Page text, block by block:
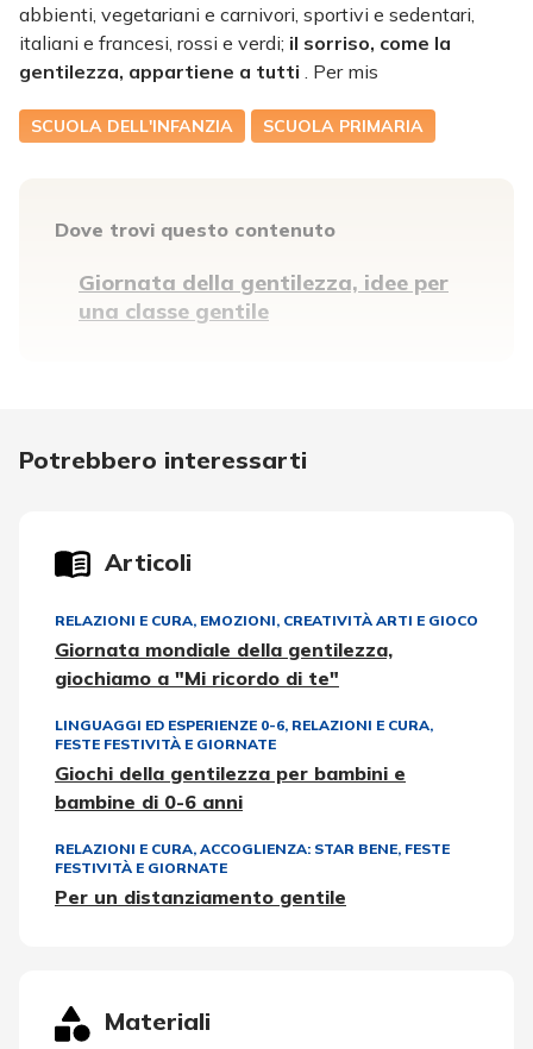
abbienti, vegetariani e carnivori, sportivi e sedentari,
italiani e francesi, rossi e verdi; il sorriso, come la
gentilezza, appartiene a tutti . Per mis
SCUOLA DELL'INFANZIA SCUOLA PRIMARIA
Dove trovi questo contenuto
Giornata della gentilezza, idee per
una classe gentile
Potrebbero interessarti
Articoli
RELAZIONI E CURA, EMOZIONI, CREATIVITÀ ARTI E GIOCO
Giornata mondiale della gentilezza,
giochiamo a "Mi ricordo di te"
LINGUAGGI ED ESPERIENZE 0-6, RELAZIONI E CURA,
FESTE FESTIVITÀ E GIORNATE
Giochi della gentilezza per bambini e
bambine di 0-6 anni
RELAZIONI E CURA, ACCOGLIENZA: STAR BENE, FESTE
FESTIVITÀ E GIORNATE
Per un distanziamento gentile
Materiali